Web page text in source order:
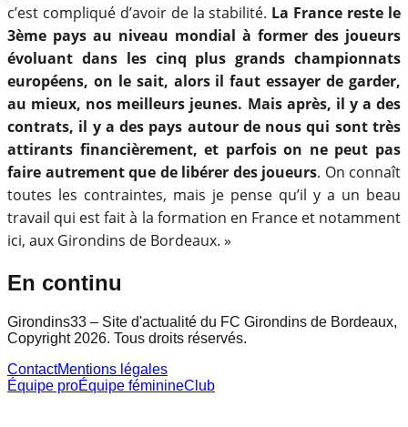
c’est compliqué d’avoir de la stabilité. La France reste le
3ème pays au niveau mondial à former des joueurs
évoluant dans les cinq plus grands championnats
européens, on le sait, alors il faut essayer de garder,
au mieux, nos meilleurs jeunes. Mais après, il y a des
contrats, il y a des pays autour de nous qui sont très
attirants financièrement, et parfois on ne peut pas
faire autrement que de libérer des joueurs. On connaît
toutes les contraintes, mais je pense qu’il y a un beau
travail qui est fait à la formation en France et notamment
ici, aux Girondins de Bordeaux. »
En continu
Girondins33 – Site d'actualité du FC Girondins de Bordeaux,
Copyright 2026. Tous droits réservés.
ContactMentions légales
Équipe proÉquipe féminineClub